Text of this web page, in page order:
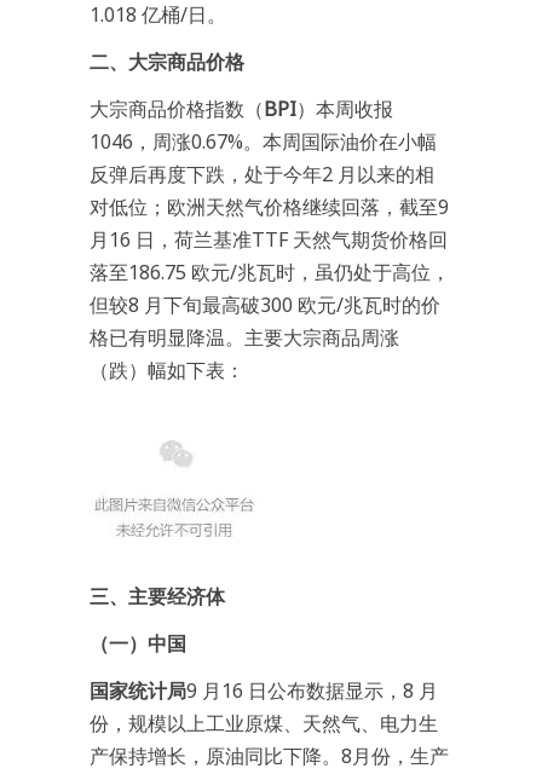
1.018 亿桶/日。
二、大宗商品价格
大宗商品价格指数（BPI）本周收报
1046，周涨0.67%。本周国际油价在小幅
反弹后再度下跌，处于今年2 月以来的相
对低位；欧洲天然气价格继续回落，截至9
月16 日，荷兰基准TTF 天然气期货价格回
落至186.75 欧元/兆瓦时，虽仍处于高位，
但较8 月下旬最高破300 欧元/兆瓦时的价
格已有明显降温。主要大宗商品周涨
（跌）幅如下表：
三、主要经济体
（一）中国
国家统计局9 月16 日公布数据显示，8 月
份，规模以上工业原煤、天然气、电力生
产保持增长，原油同比下降。8月份，生产